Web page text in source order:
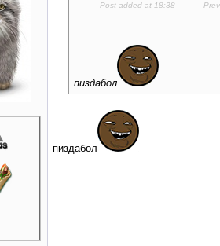
---------- Post added at 18:38 ----------
пиздабол
пиздабол